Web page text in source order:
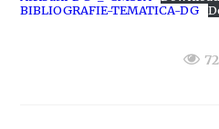
BIBLIOGRAFIE-TEMATICA-DG